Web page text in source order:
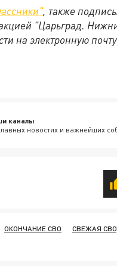
, также
"Царьград.
на электронную почту
каналы
новостях и важнейших
ОКОНЧАНИЕ СВО
СВЕЖАЯ